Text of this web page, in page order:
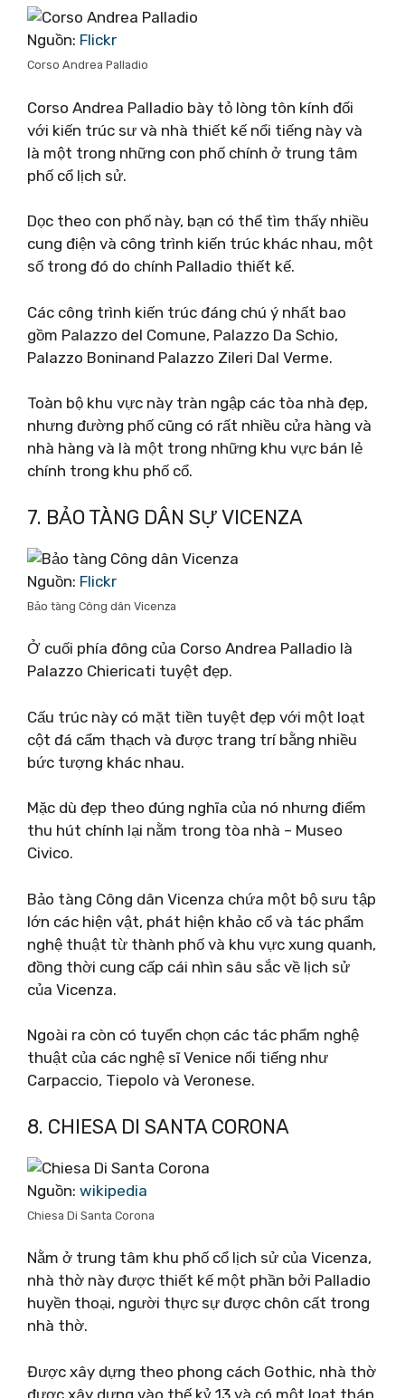
Nguồn: Flickr
Corso Andrea Palladio
Corso Andrea Palladio bày tỏ lòng tôn kính đối
với kiến ​​trúc sư và nhà thiết kế nổi tiếng này và
là một trong những con phố chính ở trung tâm
phố cổ lịch sử.
Dọc theo con phố này, bạn có thể tìm thấy nhiều
cung điện và công trình kiến ​​trúc khác nhau, một
số trong đó do chính Palladio thiết kế.
Các công trình kiến ​​trúc đáng chú ý nhất bao
gồm Palazzo del Comune, Palazzo Da Schio,
Palazzo Boninand Palazzo Zileri Dal Verme.
Toàn bộ khu vực này tràn ngập các tòa nhà đẹp,
nhưng đường phố cũng có rất nhiều cửa hàng và
nhà hàng và là một trong những khu vực bán lẻ
chính trong khu phố cổ.
7. BẢO TÀNG DÂN SỰ VICENZA
Nguồn: Flickr
Bảo tàng Công dân Vicenza
Ở cuối phía đông của Corso Andrea Palladio là
Palazzo Chiericati tuyệt đẹp.
Cấu trúc này có mặt tiền tuyệt đẹp với một loạt
cột đá cẩm thạch và được trang trí bằng nhiều
bức tượng khác nhau.
Mặc dù đẹp theo đúng nghĩa của nó nhưng điểm
thu hút chính lại nằm trong tòa nhà – Museo
Civico.
Bảo tàng Công dân Vicenza chứa một bộ sưu tập
lớn các hiện vật, phát hiện khảo cổ và tác phẩm
nghệ thuật từ thành phố và khu vực xung quanh,
đồng thời cung cấp cái nhìn sâu sắc về lịch sử
của Vicenza.
Ngoài ra còn có tuyển chọn các tác phẩm nghệ
thuật của các nghệ sĩ Venice nổi tiếng như
Carpaccio, Tiepolo và Veronese.
8. CHIESA DI SANTA CORONA
Nguồn: wikipedia
Chiesa Di Santa Corona
Nằm ở trung tâm khu phố cổ lịch sử của Vicenza,
nhà thờ này được thiết kế một phần bởi Palladio
huyền thoại, người thực sự được chôn cất trong
nhà thờ.
Được xây dựng theo phong cách Gothic, nhà thờ
được xây dựng vào thế kỷ 13 và có một loạt tháp